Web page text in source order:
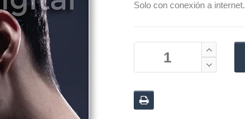
Solo con conexión a internet.